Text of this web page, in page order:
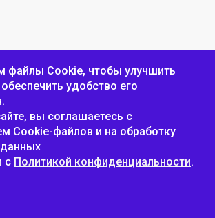
и
Пожаловаться
файлы Сookie, чтобы улучшить
удобство его
вы соглашаетесь с
Cookie-файлов и на обработку
с Политикой конфиденциальности.